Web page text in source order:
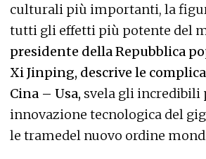
culturali più importanti, la
tutti gli effetti più potente del
presidente della Repubblica
Xi Jinping, descrive le
Cina – Usa, svela gli incredibili
innovazione tecnologica del
le tramedel nuovo ordine